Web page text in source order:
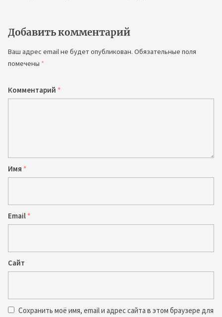
Добавить комментарий
Ваш адрес email не будет опубликован. Обязательные поля
помечены *
Комментарий *
Имя *
Email *
Сайт
Сохранить моё имя, email и адрес сайта в этом браузере для